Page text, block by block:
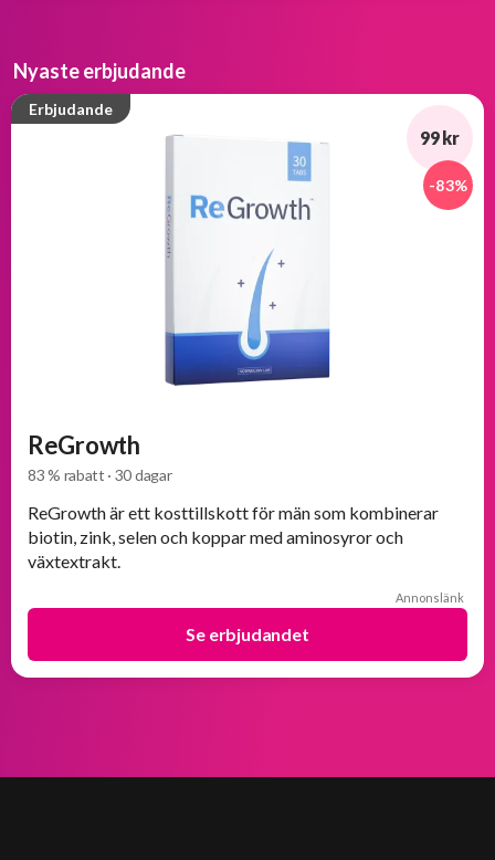
Nyaste erbjudande
-83%
Erbjudande
ReGrowth
83 % rabatt · 30 dagar
99 kr
ReGrowth är ett kosttillskott för män som kombinerar
biotin, zink, selen och koppar med aminosyror och
växtextrakt.
Annonslänk
Se erbjudandet